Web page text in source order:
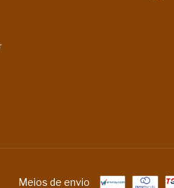
Meios de envio